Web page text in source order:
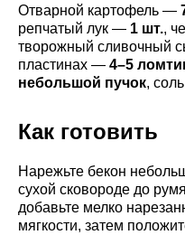
Отварной картофель —
репчатый лук — 1 шт.,
творожный сливочный
пластинах — 4–5
небольшой пучок,
Как готовить
Нарежьте бекон
сухой сковороде до
добавьте мелко
мягкости, затем